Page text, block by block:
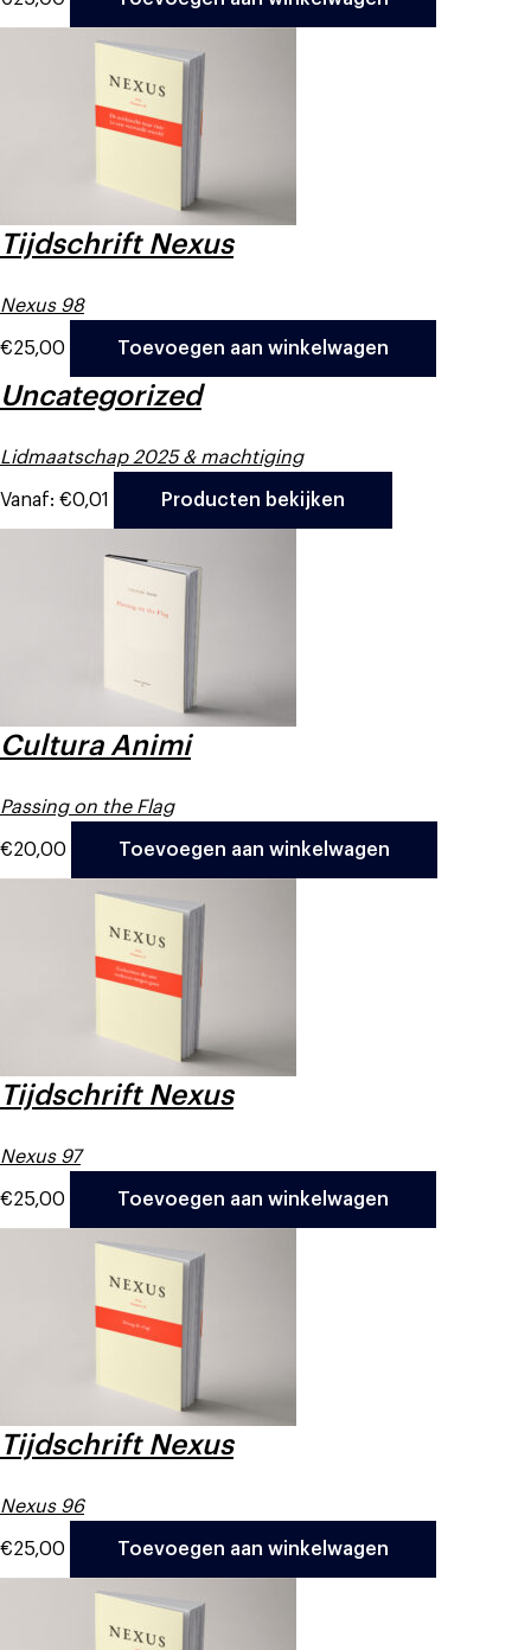
Tijdschrift Nexus
Nexus 98
€25,00 Toevoegen aan winkelwagen
Uncategorized
Lidmaatschap 2025 & machtiging
Vanaf: €0,01 Producten bekijken
Cultura Animi
Passing on the Flag
€20,00 Toevoegen aan winkelwagen
Tijdschrift Nexus
Nexus 97
€25,00 Toevoegen aan winkelwagen
Tijdschrift Nexus
Nexus 96
€25,00 Toevoegen aan winkelwagen